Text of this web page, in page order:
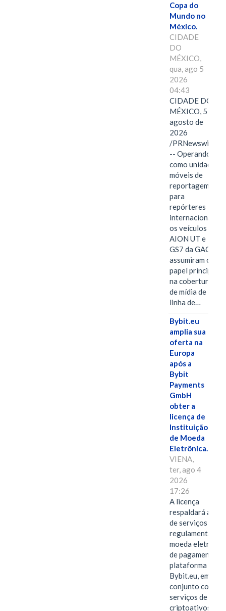
Copa do
Mundo no
México.
CIDADE
DO
MÉXICO,
qua, ago 5
2026
04:43
CIDADE DO
MÉXICO, 5 de
agosto de
2026
/PRNewswire/
-- Operando
como unidades
móveis de
reportagem
para
repórteres
internacionais,
os veículos
AION UT e
GS7 da GAC
assumiram o
papel principal
na cobertura
de mídia de
linha de…
Bybit.eu
amplia sua
oferta na
Europa
após a
Bybit
Payments
GmbH
obter a
licença de
Instituição
de Moeda
Eletrônica.
VIENA,
ter, ago 4
2026
17:26
A licença
respaldará a
de serviços
regulamentados
moeda
de pagamentos
plataforma
Bybit.eu, em
conjunto com os
serviços de